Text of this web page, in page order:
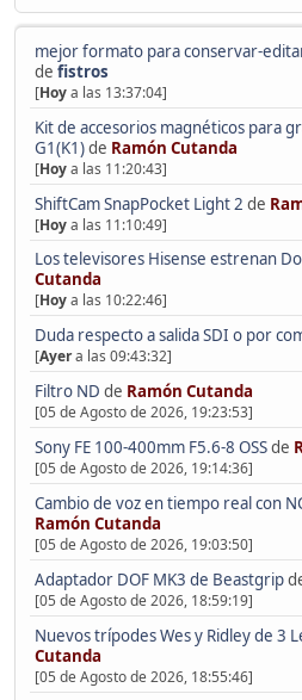
mejor formato para conservar-
de fistros
[Hoya las 13:37:04]
Kit de accesorios magnéticos para
G1(K1)de Ramón Cutanda
[Hoya las 11:20:43]
ShiftCam SnapPocket Light 2 de
[Hoya las 11:10:49]
Los televisores Hisense estrenan
Cutanda
[Hoya las 10:22:46]
Duda respecto a salida SDI o por
[Ayera las 09:43:32]
Filtro ND de Ramón Cutanda
[05 de Agosto de 2026, 19:23:53]
Sony FE 100-400mm F5.6-8 OSSde
[05 de Agosto de 2026, 19:14:36]
Cambio de voz en tiempo real con
Ramón Cutanda
[05 de Agosto de 2026, 19:03:50]
Adaptador DOF MK3 de Beastgrip
[05 de Agosto de 2026, 18:59:19]
Nuevos trípodes Wes y Ridley de 3
Cutanda
[05 de Agosto de 2026, 18:55:46]